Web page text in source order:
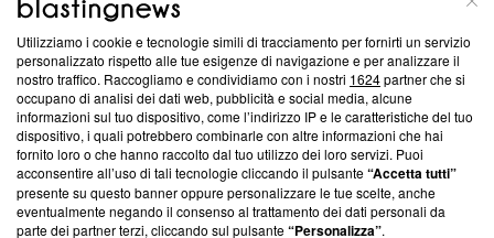
Questa sezione offre informazioni trasparenti su Blasting
News, sui nostri processi editoriali e su come ci impegniamo a
creare news di qualità. Inoltre, afferma la nostra aderenza a
‘Trust Project - News with Integrity’Blasting News non è
ancora membro del programma, ma ha richiesto di farne
parte; Trust Project non ha ancora effettuato una verifica di
conformità agli standard.
Utilizziamo i cookie e tecnologie simili di tracciamento per fornirti un servizio
personalizzato rispetto alle tue esigenze di navigazione e per analizzare il
nostro traffico. Raccogliamo e condividiamo con i nostri 1624partner che si
occupano di analisi dei dati web, pubblicità e social media, alcune
informazioni sul tuo dispositivo, come l’indirizzo IP e le caratteristiche del tuo
dispositivo, i quali potrebbero combinarle con altre informazioni che hai
fornito loro o che hanno raccolto dal tuo utilizzo dei loro servizi. Puoi
acconsentire all’uso di tali tecnologie cliccando il pulsante“Accetta tutti”
presente su questo banner oppure personalizzare le tue scelte, anche
eventualmente negando il consenso al trattamento dei dati personali da
parte dei partner terzi, cliccando sul pulsante“Personalizza”.